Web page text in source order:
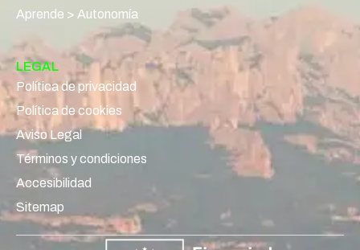
Aprende > Autonomía
LEGAL
Política de privacidad
Política de cookies
Aviso Legal
Términos y condiciones
Accesibilidad
Sitemap